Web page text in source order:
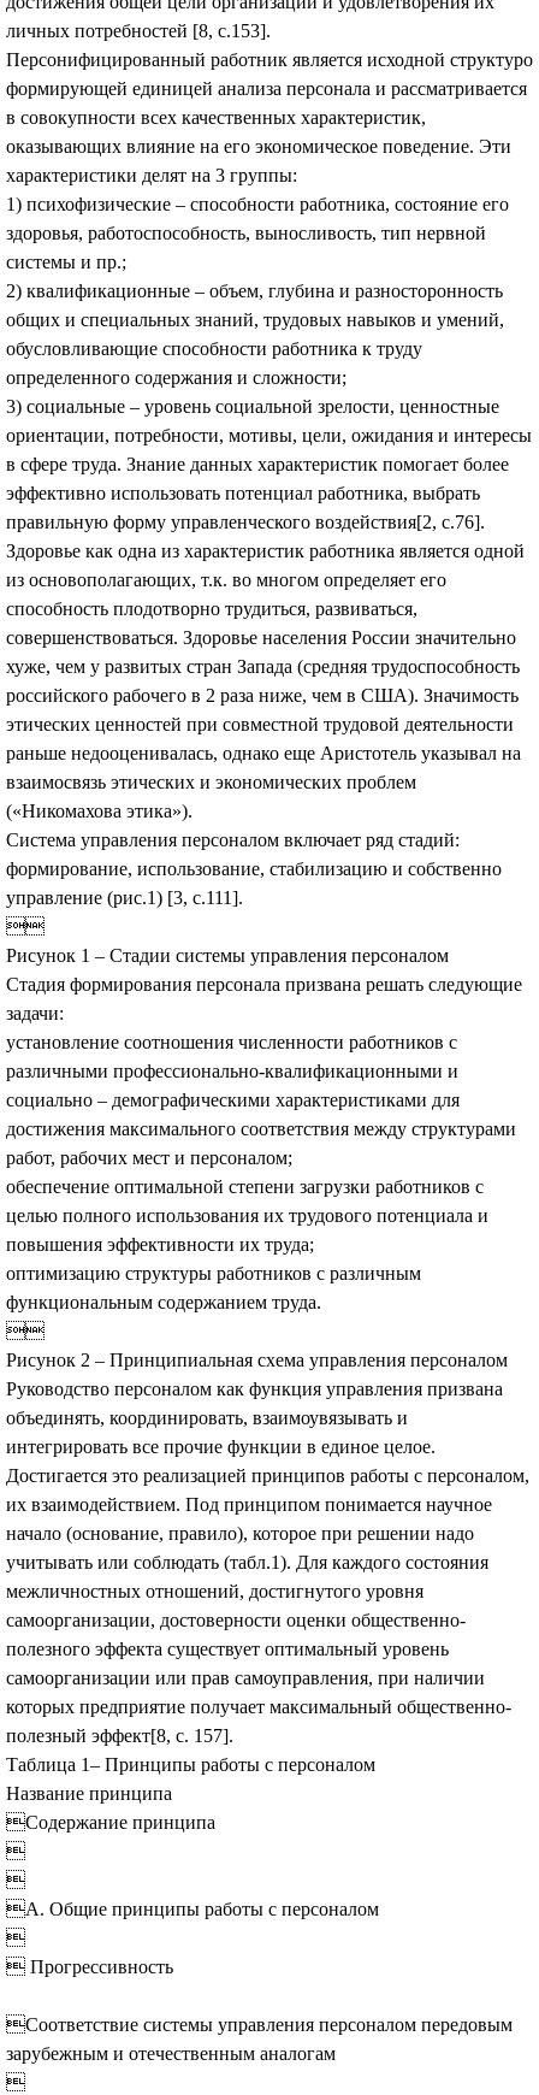
личных потребностей [8, с.153].
Персонифицированный работник является исходной структуро
формирующей единицей анализа персонала и рассматривается
в совокупности всех качественных характеристик,
оказывающих влияние на его экономическое поведение. Эти
характеристики делят на 3 группы:
1) психофизические – способности работника, состояние его
здоровья, работоспособность, выносливость, тип нервной
системы и пр.;
2) квалификационные – объем, глубина и разносторонность
общих и специальных знаний, трудовых навыков и умений,
обусловливающие способности работника к труду
определенного содержания и сложности;
3) социальные – уровень социальной зрелости, ценностные
ориентации, потребности, мотивы, цели, ожидания и интересы
в сфере труда. Знание данных характеристик помогает более
эффективно использовать потенциал работника, выбрать
правильную форму управленческого воздействия[2, с.76].
Здоровье как одна из характеристик работника является одной
из основополагающих, т.к. во многом определяет его
способность плодотворно трудиться, развиваться,
совершенствоваться. Здоровье населения России значительно
хуже, чем у развитых стран Запада (средняя трудоспособность
российского рабочего в 2 раза ниже, чем в США). Значимость
этических ценностей при совместной трудовой деятельности
раньше недооценивалась, однако еще Аристотель указывал на
взаимосвязь этических и экономических проблем
(«Никомахова этика»).
Система управления персоналом включает ряд стадий:
формирование, использование, стабилизацию и собственно
управление (рис.1) [3, с.111].

Рисунок 1 – Стадии системы управления персоналом
Стадия формирования персонала призвана решать следующие
задачи:
установление соотношения численности работников с
различными профессионально-квалификационными и
социально – демографическими характеристиками для
достижения максимального соответствия между структурами
работ, рабочих мест и персоналом;
обеспечение оптимальной степени загрузки работников с
целью полного использования их трудового потенциала и
повышения эффективности их труда;
оптимизацию структуры работников с различным
функциональным содержанием труда.

Рисунок 2 – Принципиальная схема управления персоналом
Руководство персоналом как функция управления призвана
объединять, координировать, взаимоувязывать и
интегрировать все прочие функции в единое целое.
Достигается это реализацией принципов работы с персоналом,
их взаимодействием. Под принципом понимается научное
начало (основание, правило), которое при решении надо
учитывать или соблюдать (табл.1). Для каждого состояния
межличностных отношений, достигнутого уровня
самоорганизации, достоверности оценки общественно-
полезного эффекта существует оптимальный уровень
самоорганизации или прав самоуправления, при наличии
которых предприятие получает максимальный общественно-
полезный эффект[8, с. 157].
Таблица 1– Принципы работы с персоналом
Название принципа
Содержание принципа


А. Общие принципы работы с персоналом

 Прогрессивность
Соответствие системы управления персоналом передовым
зарубежным и отечественным аналогам
